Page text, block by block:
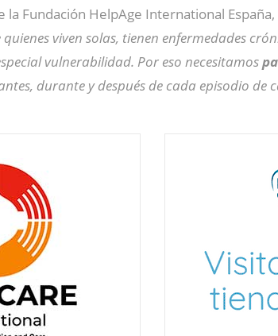
la Fundación HelpAge International
viven solas, tienen enfermedades
vulnerabilidad. Por eso necesitamos
durante y después de cada episodio de